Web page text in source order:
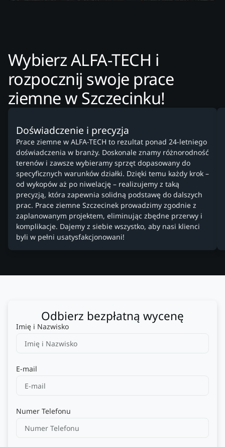
Wybierz ALFA-TECH i
rozpocznij swoje prace
ziemne w Szczecinku!
Doświadczenie i precyzja
Prace ziemne w ALFA-TECH to rezultat ponad 24-letniego
doświadczenia w branży. Doskonale znamy różnorodność
terenów i zawsze wybieramy sprzęt dopasowany do
specyficznych warunków działki. Dzięki temu każdy krok –
od wykopów aż po niwelację – realizujemy z taką
precyzją, która zapewnia solidną podstawę do dalszych
prac. Prace ziemne Szczecinek prowadzimy zgodnie z
zaplanowanym projektem, eliminując zbędne przerwy i
komplikacje. Dajemy z siebie wszystko, aby nasi klienci
byli w pełni usatysfakcjonowani!
Odbierz bezpłatną wycenę
Imię i Nazwisko
E-mail
Numer Telefonu